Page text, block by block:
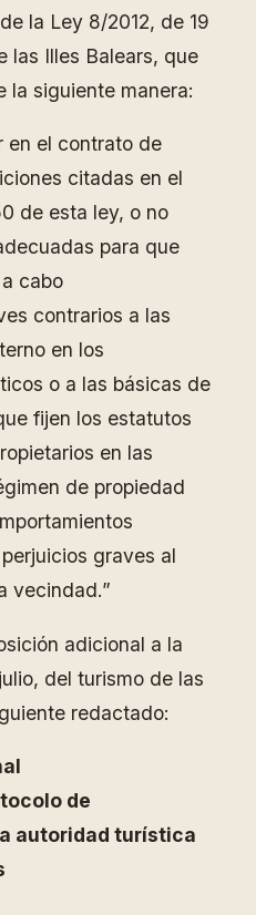
la Ley 8/2012, de 19
las Illes Balears, que
la siguiente manera:
en el contrato de
citadas en el
de esta ley, o no
para que
cabo
contrarios a las
en los
o a las básicas de
fijen los estatutos
en las
de propiedad
graves al
vecindad.”
adicional a la
del turismo de las
redactado:
de
autoridad turística